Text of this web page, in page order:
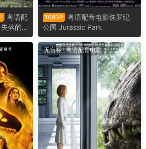
粤语配
落的
Jurassi
1080P
粤语配音电影侏罗纪
公园 Jurassic Park
无台标·粤语配音电影